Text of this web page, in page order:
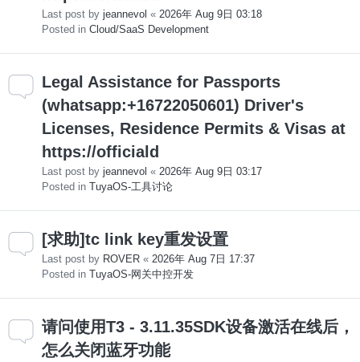
Last post by jeannevol « 2026年 Aug 9日 03:18
Posted in Cloud/SaaS Development
Legal Assistance for Passports
(whatsapp:+16722050601) Driver's
Licenses, Residence Permits & Visas at
https://officiald
Last post by jeannevol « 2026年 Aug 9日 03:17
Posted in TuyaOS-工具讨论
[求助]tc link key重发设置
Last post by ROVER « 2026年 Aug 7日 17:37
Posted in TuyaOS-网关中控开发
请问使用T3 - 3.11.35SDK设备激活在线后，
怎么关闭蓝牙功能